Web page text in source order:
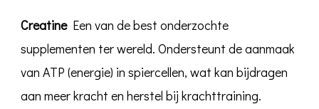
CreatineEen van de best onderzochte
supplementen ter wereld. Ondersteunt de aanmaak
van ATP (energie) in spiercellen, wat kan bijdragen
aan meer kracht en herstel bij krachttraining.